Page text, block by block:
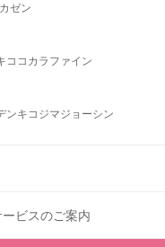
ゼン
ココカラファイン
ンキ コジマジョーシン
ビスのご案内